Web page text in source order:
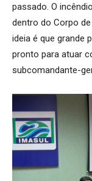
passado. O
dentro do Corpo
ideia é que grande
pronto para atuar
subcomandante-